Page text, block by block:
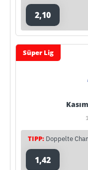
2,10
Süper Lig
TIPP: Doppelte
1,42